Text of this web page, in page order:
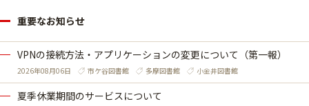
重要なお知らせ
VPNの接続方法・アプリケーションの変更について（第一報）
2026年08月06日 市ケ谷図書館 多摩図書館 小金井図書館
夏季休業期間のサービスについて